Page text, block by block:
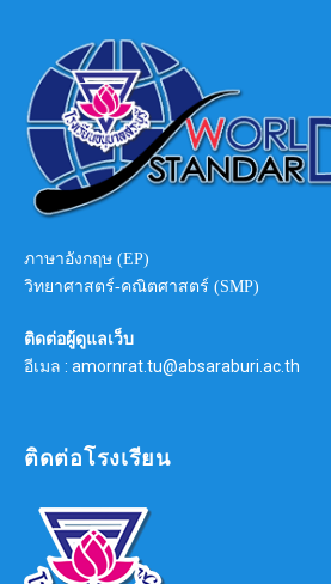
ภาษาอังกฤษ (EP)
วิทยาศาสตร์-คณิตศาสตร์ (SMP)
ติดต่อผู้ดูแลเว็บ
อีเมล : amornrat.tu@absaraburi.ac.th
ติดต่อโรงเรียน